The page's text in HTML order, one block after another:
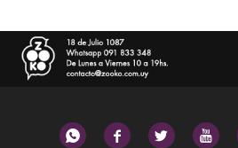
   